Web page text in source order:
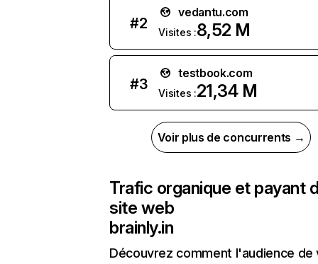
#2
vedantu.com
Visites :8,52 M
#3
testbook.com
Visites :21,34 M
Voir plus de concurrents →
Trafic organique et payant
site web
brainly.in
Découvrez comment l'audience de